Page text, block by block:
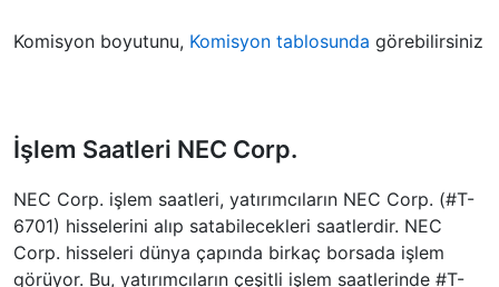
Komisyon boyutunu, Komisyon tablosunda görebilirsiniz
İşlem Saatleri NEC Corp.
NEC Corp. işlem saatleri, yatırımcıların NEC Corp. (#T-
6701) hisselerini alıp satabilecekleri saatlerdir. NEC
Corp. hisseleri dünya çapında birkaç borsada işlem
görüyor. Bu, yatırımcıların çeşitli işlem saatlerinde #T-